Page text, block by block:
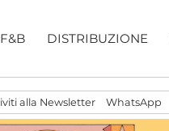
DISTRIBUZIONE
alla Newsletter WhatsApp